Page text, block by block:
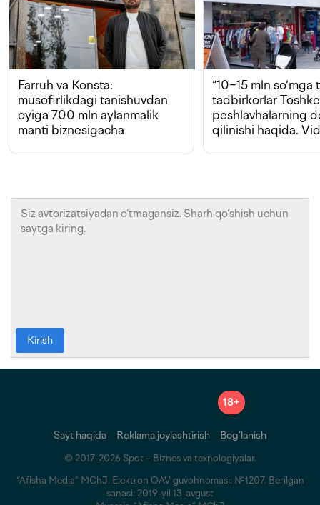
Farruh va Konsta:
musofirlikdagi tanishuvdan
oyiga 700 mln aylanmalik
manti biznesigacha
“10−15 mln so‘mga
tadbirkorlar
peshlavhalarning
qilinishi haqida.
Kirish
18+
Sayt haqida Reklama joylashtirish Bog‘lanish
© 2017-2026 Spot – Biznes va texnologiyalar.
“Afisha Media” MChJ. Elektron OAV guvohnomasi: №1207. Berilgan
sanasi: 2019-yil 13-avgust